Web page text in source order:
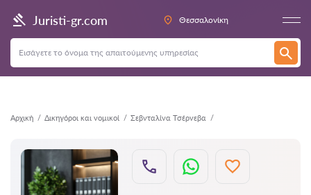
Juristi-gr.com Θεσσαλονίκη
Αρχική Δικηγόροι και νομικοί Σεβνταλίνα Τσέρνεβα
Πίσω